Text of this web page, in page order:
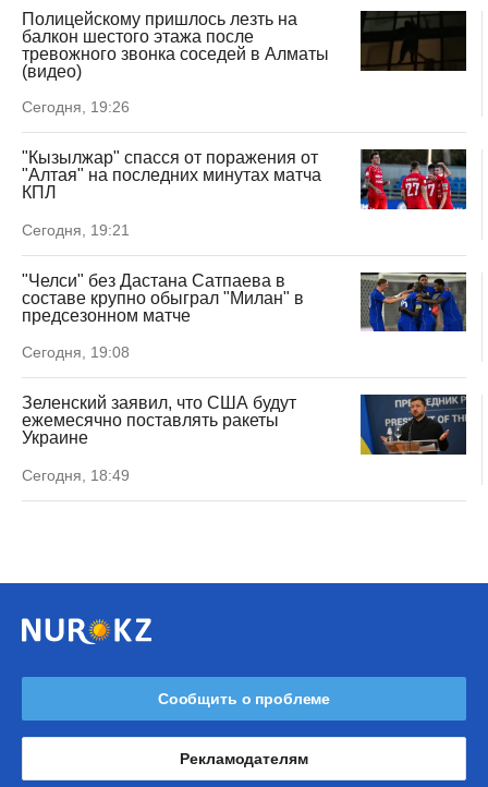
Полицейскому пришлось лезть на
балкон шестого этажа после
тревожного звонка соседей в Алматы
(видео)
Сегодня, 19:26
"Кызылжар" спасся от поражения от
"Алтая" на последних минутах матча
КПЛ
Сегодня, 19:21
"Челси" без Дастана Сатпаева в
составе крупно обыграл "Милан" в
предсезонном матче
Сегодня, 19:08
Зеленский заявил, что США будут
ежемесячно поставлять ракеты
Украине
Сегодня, 18:49
Сообщить о проблеме
Рекламодателям